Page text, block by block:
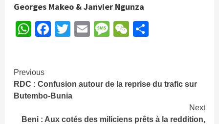
Georges Makeo & Janvier Ngunza
WhatsApp
Facebook
Twitter
EmailMessage
WeChat
Continue
Reading
Previous
RDC : Confusion autour de la reprise du trafic sur
Butembo-Bunia
Next
Beni : Aux cotés des miliciens prêts à la reddition,